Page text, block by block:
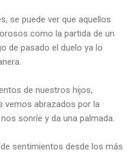
se puede ver que aquellos
como la partida de un
de pasado el duelo ya lo
de nuestros hijos,
vemos abrazados por la
sonríe y da una palmada.
sentimientos desde los más